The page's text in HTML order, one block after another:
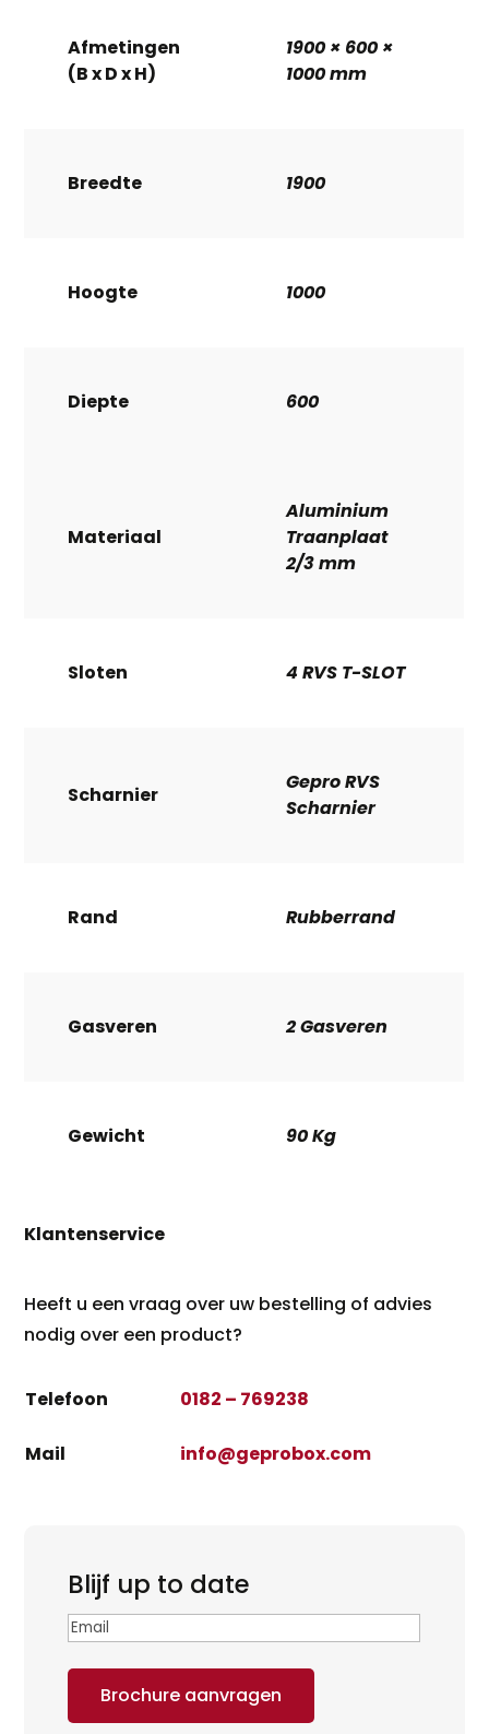
Afmetingen
(B x D x H)
1900 × 600 ×
1000 mm
Breedte 1900
Hoogte 1000
Diepte 600
Materiaal
Aluminium
Traanplaat
2/3 mm
Sloten 4 RVS T-SLOT
Scharnier
Gepro RVS
Scharnier
Rand Rubberrand
Gasveren 2 Gasveren
Gewicht 90 Kg
Klantenservice
Heeft u een vraag over uw bestelling of advies
nodig over een product?
Telefoon 0182 – 769238
Mail info@geprobox.com
Blijf up to date
Email
Brochure aanvragen